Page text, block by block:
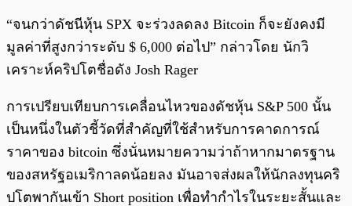
“จนกว่าดัชนีหุ้น SPX จะร่วงลดลง Bitcoin ก็จะยังคงมี
มูลค่าที่สูงกว่าระดับ $ 6,000 ต่อไป” กล่าวโดย นักวิ
เคราะห์คริปโตชื่อดัง Josh Rager
การเปรียบเทียบการเคลื่อนไหวของดัชหุ้น S&P 500 นั้น
เป็นหนึ่งในตัวชี้วัดที่สำคัญที่ใช้สำหรับการคาดการณ์
ราคาของ bitcoin ซึ่งนั่นหมายความว่าถ้าหากมาตรฐาน
ของสหรัฐอเมริกาลดน้อยลง มันอาจส่งผลให้นักลงทุนคริ
ปโตพากันเข้า Short position เพื่อทำกำไรในระยะสั้นและ